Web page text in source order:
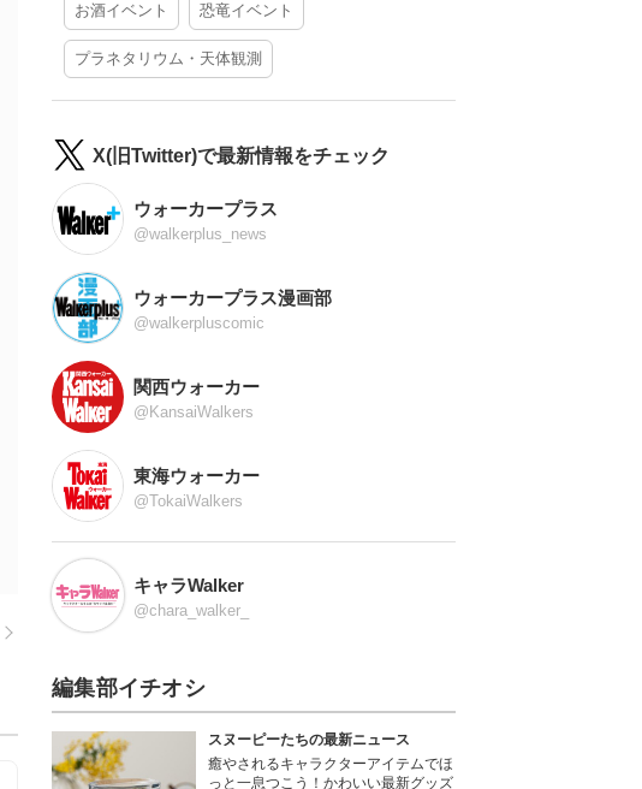
お酒イベント 恐竜イベント
プラネタリウム・天体観測
X(旧Twitter)で最新情報をチェック
ウォーカープラス
@walkerplus_news
ウォーカープラス漫画部
@walkerpluscomic
関西ウォーカー
@KansaiWalkers
東海ウォーカー
@TokaiWalkers
キャラWalker
@chara_walker_
編集部イチオシ
スヌーピーたちの最新ニュース
癒やされるキャラクターアイテムでほ
っと一息つこう！かわいい最新グッズ